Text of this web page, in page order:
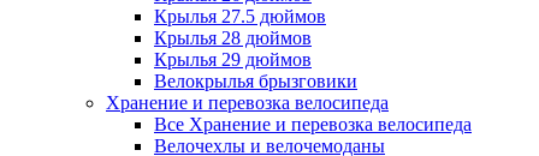
Крылья 27.5 дюймов
Крылья 28 дюймов
Крылья 29 дюймов
Велокрылья брызговики
Хранение и перевозка велосипеда
Все Хранение и перевозка велосипеда
Велочехлы и велочемоданы